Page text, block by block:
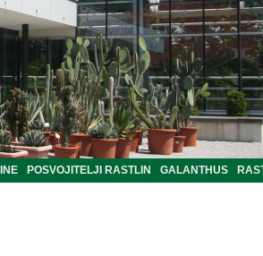
POSVOJITELJI RASTLIN GALANTHUS